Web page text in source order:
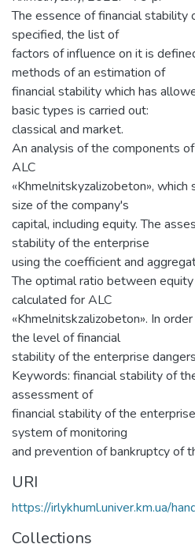
The essence of financial stability
specified, the list of
factors of influence on it is
methods of an estimation of
financial stability which has
basic types is carried out:
classical and market.
An analysis of the components
ALC
«Khmelnitskyzalizobeton», which
size of the company's
capital, including equity. The
stability of the enterprise
using the coefficient and
The optimal ratio between
calculated for ALC
«Khmelnitskzalizobeton». In
the level of financial
stability of the enterprise
Keywords: financial stability of
assessment of
financial stability of the
system of monitoring
and prevention of bankruptcy of
URI
https://irlykhuml.univer.km.ua/
Collections